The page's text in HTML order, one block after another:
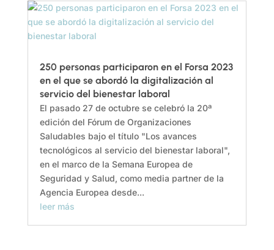
250 personas participaron en el Forsa 2023
en el que se abordó la digitalización al
servicio del bienestar laboral
El pasado 27 de octubre se celebró la 20ª
edición del Fórum de Organizaciones
Saludables bajo el título "Los avances
tecnológicos al servicio del bienestar laboral",
en el marco de la Semana Europea de
Seguridad y Salud, como media partner de la
Agencia Europea desde...
leer más